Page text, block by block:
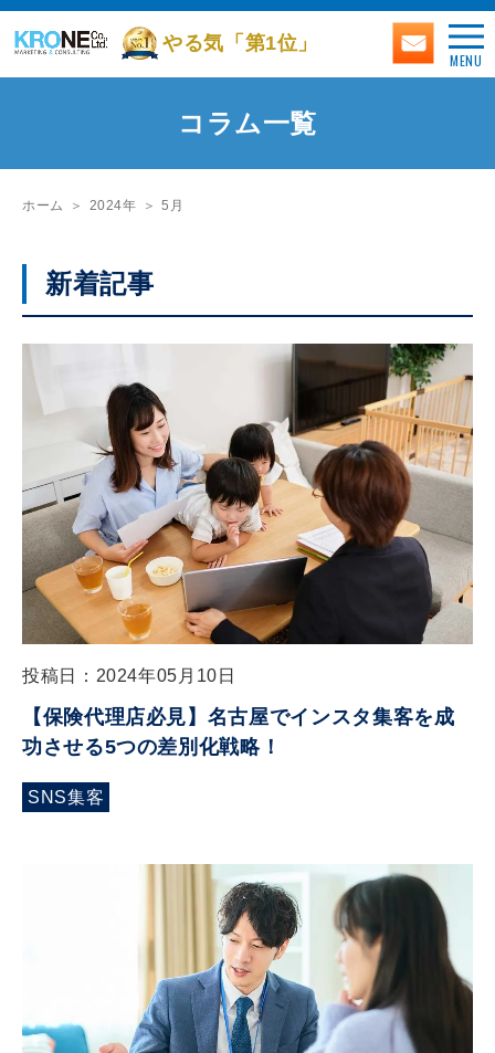
やる気「第1位」
MENU
コラム一覧
ホーム 2024年 5月
新着記事
投稿日：2024年05月10日
【保険代理店必見】名古屋でインスタ集客を成
功させる5つの差別化戦略！
SNS集客